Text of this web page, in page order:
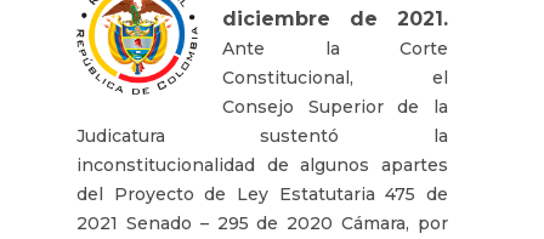
diciembre de 2021.
Ante la Corte
Constitucional, el
Consejo Superior de la
Judicatura sustentó la
inconstitucionalidad de algunos apartes
del Proyecto de Ley Estatutaria 475 de
2021 Senado – 295 de 2020 Cámara, por